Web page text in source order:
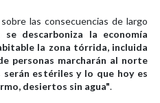
las consecuencias de largo
se descarboniza la economía
la zona tórrida, incluida
personas marcharán al norte
estériles y lo que hoy es
desiertos sin agua".